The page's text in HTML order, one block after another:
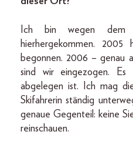
Ich bin wegen dem
hierhergekommen.
begonnen. 2006 – genau
sind wir eingezogen.
abgelegen ist. Ich mag
Skifahrerin ständig
genaue Gegenteil: keine
reinschauen.